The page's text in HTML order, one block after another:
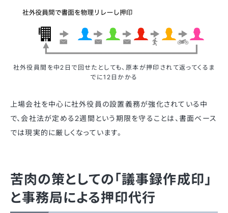
社外役員間を中2日で回せたとしても、原本が押印されて返ってくるま
でに12日かかる
上場会社を中心に社外役員の設置義務が強化されている中
で、会社法が定める2週間という期限を守ることは、書面ベース
では現実的に厳しくなっています。
苦肉の策としての「議事録作成印」
と事務局による押印代行